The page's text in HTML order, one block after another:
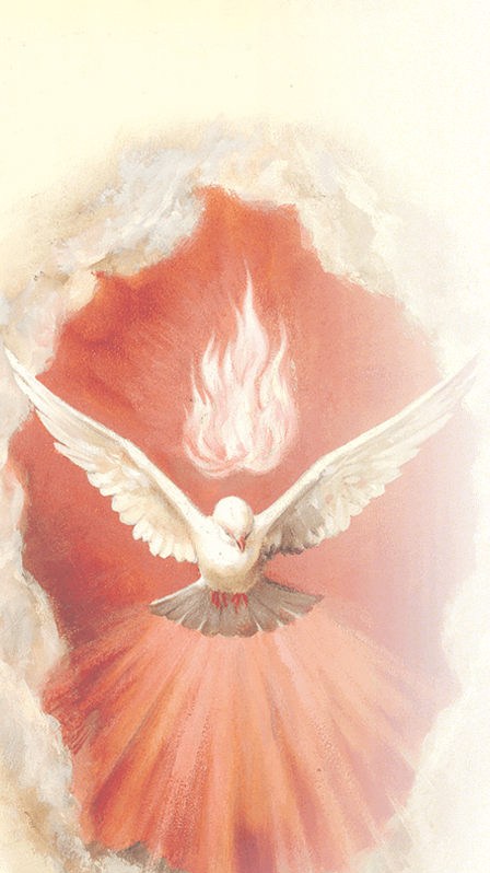
Acasa
Missal
Missal Duminical
Advent
Crăciun
Postul Mare
Timpul Pascal
Timpul de peste an – A
Timpul de peste an – B
Timpul de peste an – C
Solemnități și Sărbători
Missal Ferial
Timpul Adventului
Timpul Crăciunului
Postul Mare
Timpul Pascal
Timpul de peste an – Anul 1
Timpul de peste an – Anul 2
Predici
Duminicale
Predici Duminicale (Anul A)
Predici Duminicale (Anul B)
Predici Duminicale (Anul C)
Zilnice
Advent
Crăciun